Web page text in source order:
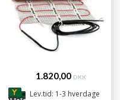
1.820,00 DKK
Lev.tid: 1-3 hverdage